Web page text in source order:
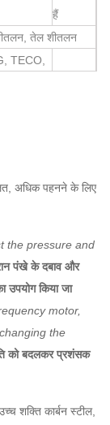
हैं
तेल शीतलन
TECO,
असाइन
...
कार्बन
फ्लुइड कपलिंग,
अधिक पहनने के लिए
the pressure and
पंखे के दबाव और
उपयोग किया जा
motor,
the
को बदलकर प्रशंसक
शक्ति कार्बन स्टील,